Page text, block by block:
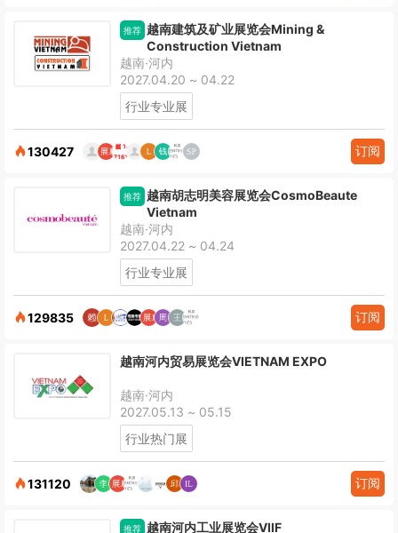
推荐 越南建筑及矿业展览会Mining &
Construction Vietnam
越南·河内
2027.04.20 ~ 04.22
行业专业展
130427 订阅
推荐 越南胡志明美容展览会CosmoBeaute
Vietnam
越南·河内
2027.04.22 ~ 04.24
行业专业展
129835 订阅
越南河内贸易展览会VIETNAM EXPO
越南·河内
2027.05.13 ~ 05.15
行业热门展
131120 订阅
推荐 越南河内工业展览会VIIF